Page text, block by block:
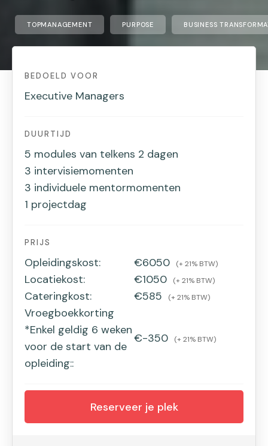
TOPMANAGEMENT PURPOSE BUSINESS
BEDOELD VOOR
Executive Managers
DUURTIJD
5 modules van telkens 2 dagen
3 intervisiemomenten
3 individuele mentormomenten
1 projectdag
PRIJS
Opleidingskost: €6050 (+ 21% BTW)
Locatiekost: €1050 (+ 21% BTW)
Cateringkost: €585 (+ 21% BTW)
Vroegboekkorting
*Enkel geldig 6 weken
voor de start van de
opleiding::
€-350 (+ 21% BTW)
Reserveer je plek